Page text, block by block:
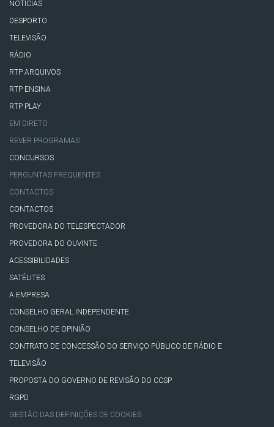
NOTÍCIAS
DESPORTO
TELEVISÃO
RÁDIO
RTP ARQUIVOS
RTP ENSINA
RTP PLAY
EM DIRETO
REVER PROGRAMAS
CONCURSOS
PERGUNTAS FREQUENTES
CONTACTOS
CONTACTOS
PROVEDORA DO TELESPECTADOR
PROVEDORA DO OUVINTE
ACESSIBILIDADES
SATÉLITES
A EMPRESA
CONSELHO GERAL INDEPENDENTE
CONSELHO DE OPINIÃO
CONTRATO DE CONCESSÃO DO SERVIÇO PÚBLICO DE RÁDIO E
TELEVISÃO
PROPOSTA DO GOVERNO DE REVISÃO DO CCSP
RGPD
GESTÃO DAS DEFINIÇÕES DE COOKIES